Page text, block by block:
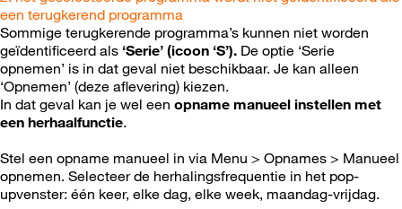
een terugkerend programma
Sommige terugkerende programma’s kunnen niet worden
geïdentificeerd als ‘Serie’ (icoon ‘S’). De optie ‘Serie
opnemen’ is in dat geval niet beschikbaar. Je kan alleen
‘Opnemen’ (deze aflevering) kiezen.
In dat geval kan je wel een opname manueel instellen met
een herhaalfunctie.
Stel een opname manueel in via Menu > Opnames > Manueel
opnemen. Selecteer de herhalingsfrequentie in het pop-
upvenster: één keer, elke dag, elke week, maandag-vrijdag.